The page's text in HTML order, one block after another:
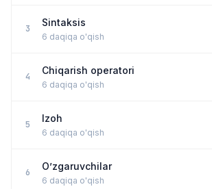
3
Sintaksis
6 daqiqa o'qish
4
Chiqarish operatori
6 daqiqa o'qish
5
Izoh
6 daqiqa o'qish
6
O’zgaruvchilar
6 daqiqa o'qish